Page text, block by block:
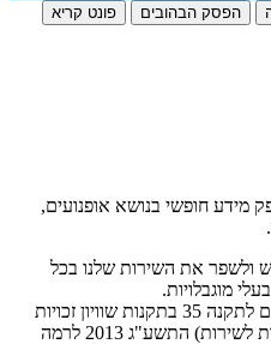
הפסק הבהובים
פונט קריא
חופשי בנושא אופנועים,
ולשפר את השירות שלנו בכל
מוגבלויות.
התאמת הנגישות שלנו בוצעה בהתאם לתקנה 35 בתקנות שוויון זכויות
לאנשים עם מוגבלות (התאמות נגישות לשירות) התשע"ג 2013 לרמה